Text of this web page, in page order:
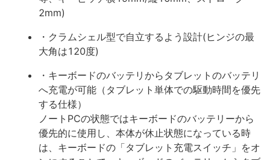
2mm)
・クラムシェル型で自立するよう設計(ヒンジの最
大角は120度)
・キーボードのバッテリからタブレットのバッテリ
へ充電が可能（タブレット単体での駆動時間を優先
する仕様）
ノートPCの状態ではキーボードのバッテリーから
優先的に使用し、本体が休止状態になっている時
は、キーボードの「タブレット充電スイッチ」をオ